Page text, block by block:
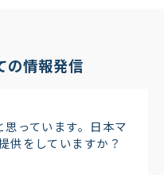
の情報発信
っています。日本マ
供をしていますか？